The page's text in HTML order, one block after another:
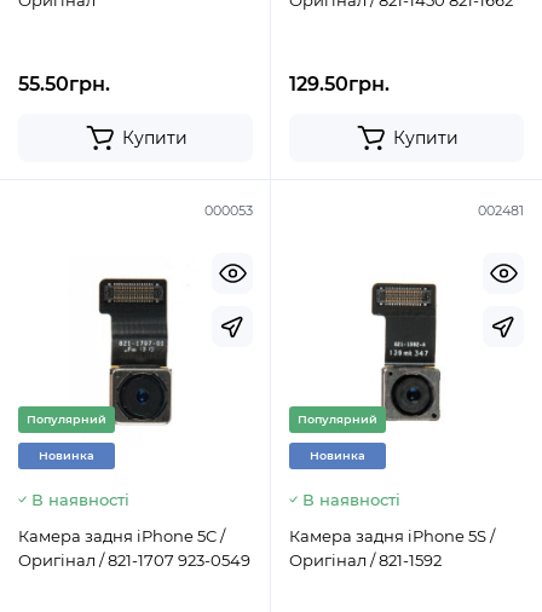
55.50грн.
Купити
129.50грн.
Купити
000053
Популярний
Новинка
В наявності
Камера задня iPhone 5C /
Оригінал / 821-1707 923-0549
002481
Популярний
Новинка
В наявності
Камера задня iPhone 5S /
Оригінал / 821-1592